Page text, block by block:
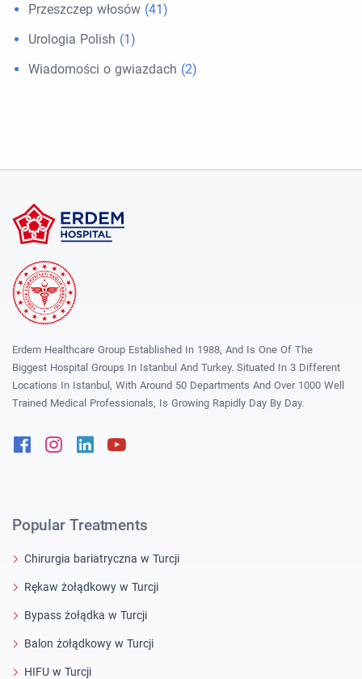
Przeszczep włosów (41)
Urologia Polish (1)
Wiadomości o gwiazdach (2)
Erdem Healthcare Group Established In 1988, And Is One Of The
Biggest Hospital Groups In Istanbul And Turkey. Situated In 3 Different
Locations In Istanbul, With Around 50 Departments And Over 1000 Well
Trained Medical Professionals, Is Growing Rapidly Day By Day.
FacebookInstagram
Linkedin
Popular Treatments
Chirurgia bariatryczna w Turcji
Rękaw żołądkowy w Turcji
Bypass żołądka w Turcji
Balon żołądkowy w Turcji
HIFU w Turcji